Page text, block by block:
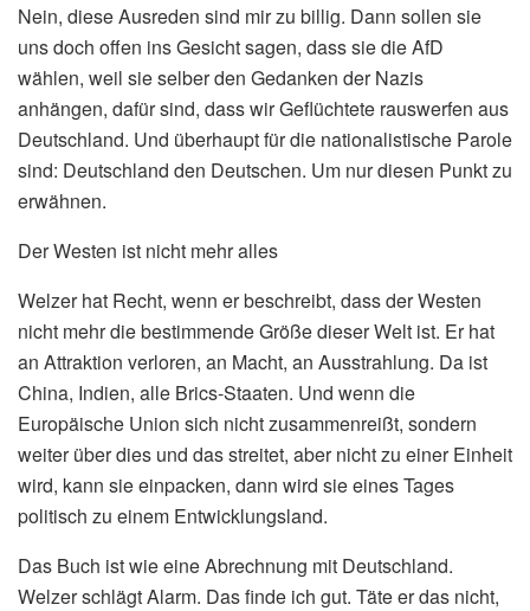
Nein, diese Ausreden sind mir zu billig. Dann sollen sie
uns doch offen ins Gesicht sagen, dass sie die AfD
wählen, weil sie selber den Gedanken der Nazis
anhängen, dafür sind, dass wir Geflüchtete rauswerfen aus
Deutschland. Und überhaupt für die nationalistische Parole
sind: Deutschland den Deutschen. Um nur diesen Punkt zu
erwähnen.
Der Westen ist nicht mehr alles
Welzer hat Recht, wenn er beschreibt, dass der Westen
nicht mehr die bestimmende Größe dieser Welt ist. Er hat
an Attraktion verloren, an Macht, an Ausstrahlung. Da ist
China, Indien, alle Brics-Staaten. Und wenn die
Europäische Union sich nicht zusammenreißt, sondern
weiter über dies und das streitet, aber nicht zu einer Einheit
wird, kann sie einpacken, dann wird sie eines Tages
politisch zu einem Entwicklungsland.
Das Buch ist wie eine Abrechnung mit Deutschland.
Welzer schlägt Alarm. Das finde ich gut. Täte er das nicht,